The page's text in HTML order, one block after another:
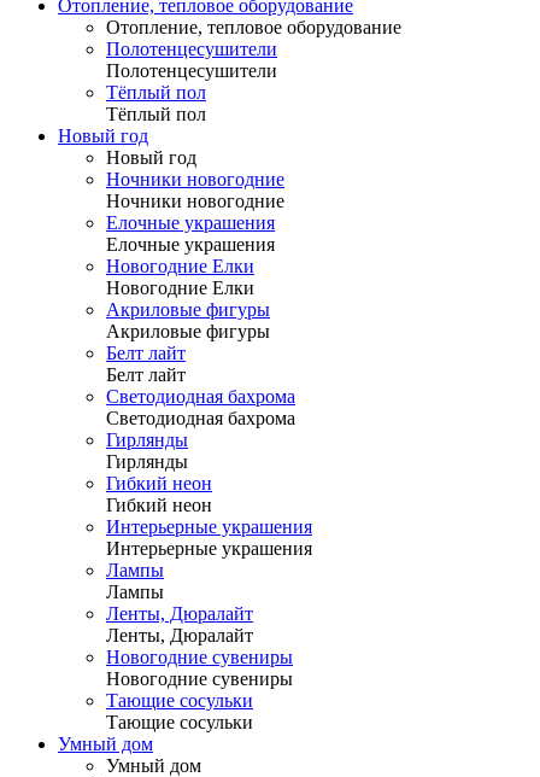
Отопление, тепловое оборудование
Отопление, тепловое оборудование
Полотенцесушители
Полотенцесушители
Тёплый пол
Тёплый пол
Новый год
Новый год
Ночники новогодние
Ночники новогодние
Елочные украшения
Елочные украшения
Новогодние Елки
Новогодние Елки
Акриловые фигуры
Акриловые фигуры
Белт лайт
Белт лайт
Светодиодная бахрома
Светодиодная бахрома
Гирлянды
Гирлянды
Гибкий неон
Гибкий неон
Интерьерные украшения
Интерьерные украшения
Лампы
Лампы
Ленты, Дюралайт
Ленты, Дюралайт
Новогодние сувениры
Новогодние сувениры
Тающие сосульки
Тающие сосульки
Умный дом
Умный дом